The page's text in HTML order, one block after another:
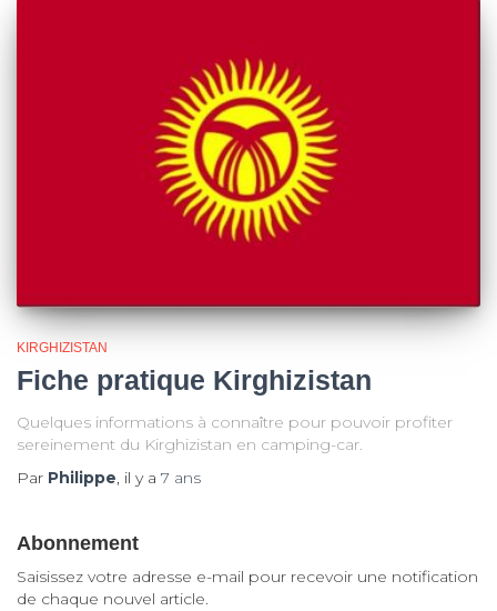
KIRGHIZISTAN
Fiche pratique Kirghizistan
Quelques informations à connaître pour pouvoir profiter
sereinement du Kirghizistan en camping-car.
Par Philippe, il y a 7 ans
Abonnement
Saisissez votre adresse e-mail pour recevoir une notification
de chaque nouvel article.